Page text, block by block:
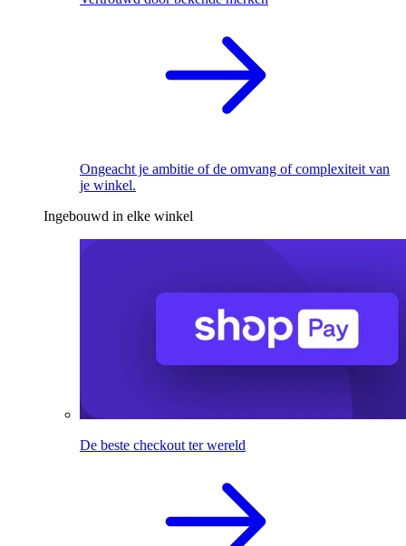
Ongeacht je ambitie of de omvang of complexiteit van
je winkel.
Ingebouwd in elke winkel
De beste checkout ter wereld